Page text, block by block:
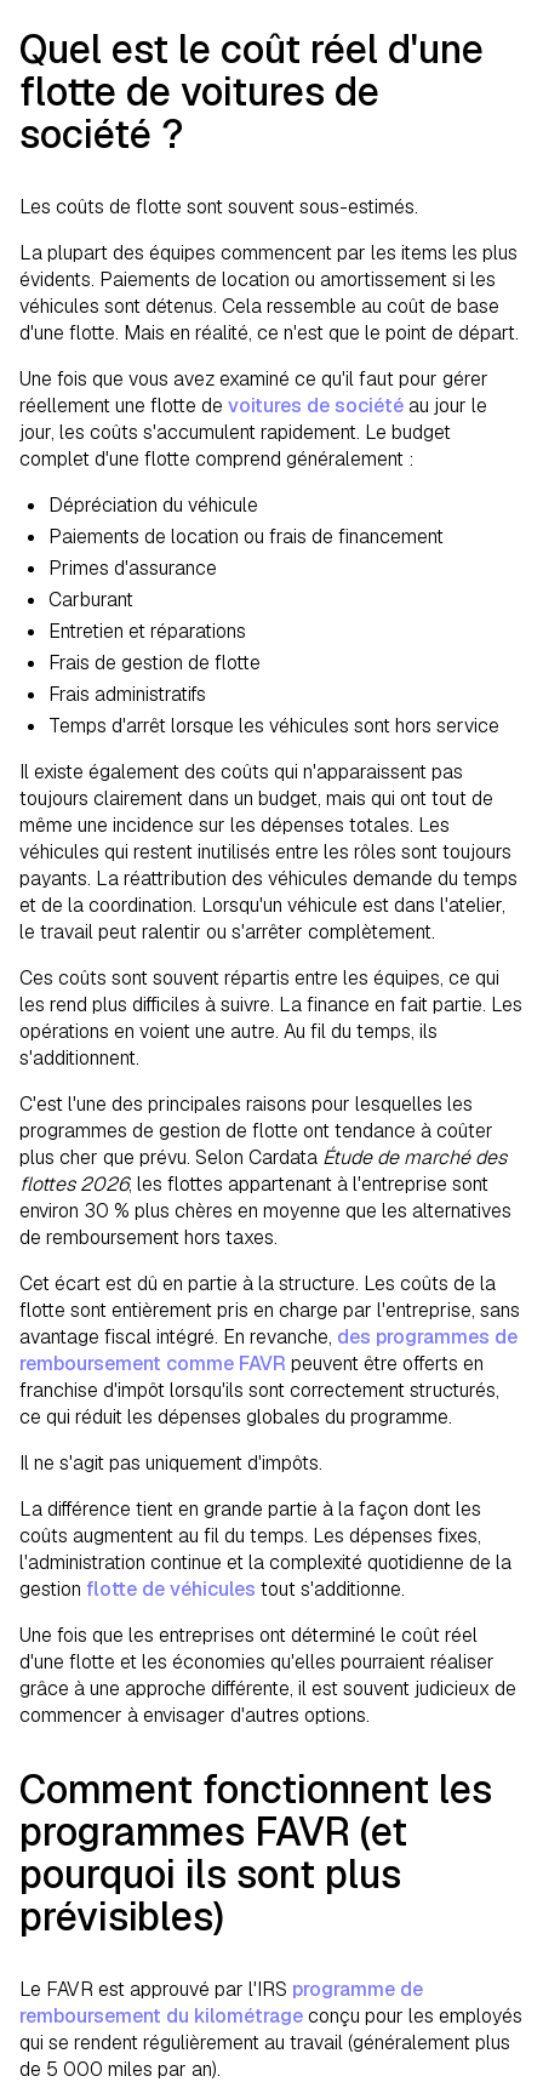
Quel est le coût réel d'une
flotte de voitures de
société ?
Les coûts de flotte sont souvent sous-estimés.
La plupart des équipes commencent par les items les plus
évidents. Paiements de location ou amortissement si les
véhicules sont détenus. Cela ressemble au coût de base
d'une flotte. Mais en réalité, ce n'est que le point de départ.
Une fois que vous avez examiné ce qu'il faut pour gérer
réellement une flotte de voitures de société au jour le
jour, les coûts s'accumulent rapidement. Le budget
complet d'une flotte comprend généralement :
Dépréciation du véhicule
Paiements de location ou frais de financement
Primes d'assurance
Carburant
Entretien et réparations
Frais de gestion de flotte
Frais administratifs
Temps d'arrêt lorsque les véhicules sont hors service
Il existe également des coûts qui n'apparaissent pas
toujours clairement dans un budget, mais qui ont tout de
même une incidence sur les dépenses totales. Les
véhicules qui restent inutilisés entre les rôles sont toujours
payants. La réattribution des véhicules demande du temps
et de la coordination. Lorsqu'un véhicule est dans l'atelier,
le travail peut ralentir ou s'arrêter complètement.
Ces coûts sont souvent répartis entre les équipes, ce qui
les rend plus difficiles à suivre. La finance en fait partie. Les
opérations en voient une autre. Au fil du temps, ils
s'additionnent.
C'est l'une des principales raisons pour lesquelles les
programmes de gestion de flotte ont tendance à coûter
plus cher que prévu. Selon Cardata Étude de marché des
flottes 2026, les flottes appartenant à l'entreprise sont
environ 30 % plus chères en moyenne que les alternatives
de remboursement hors taxes.
Cet écart est dû en partie à la structure. Les coûts de la
flotte sont entièrement pris en charge par l'entreprise, sans
avantage fiscal intégré. En revanche, des programmes de
remboursement comme FAVR peuvent être offerts en
franchise d'impôt lorsqu'ils sont correctement structurés,
ce qui réduit les dépenses globales du programme.
Il ne s'agit pas uniquement d'impôts.
La différence tient en grande partie à la façon dont les
coûts augmentent au fil du temps. Les dépenses fixes,
l'administration continue et la complexité quotidienne de la
gestion flotte de véhicules tout s'additionne.
Une fois que les entreprises ont déterminé le coût réel
d'une flotte et les économies qu'elles pourraient réaliser
grâce à une approche différente, il est souvent judicieux de
commencer à envisager d'autres options.
Comment fonctionnent les
programmes FAVR (et
pourquoi ils sont plus
prévisibles)
Le FAVR est approuvé par l'IRS programme de
remboursement du kilométrageconçu pour les employés
qui se rendent régulièrement au travail (généralement plus
de 5 000 miles par an).